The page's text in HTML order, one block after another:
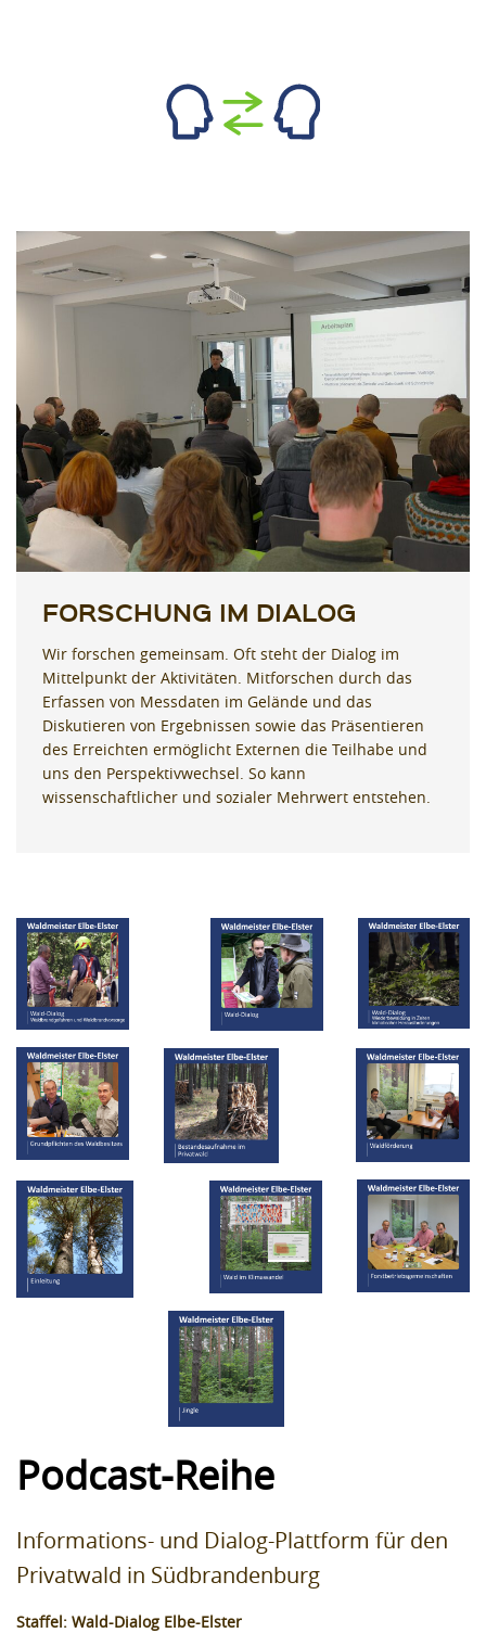
FORSCHUNG IM DIALOG
Wir forschen gemeinsam. Oft steht der Dialog im
Mittelpunkt der Aktivitäten. Mitforschen durch das
Erfassen von Messdaten im Gelände und das
Diskutieren von Ergebnissen sowie das Präsentieren
des Erreichten ermöglicht Externen die Teilhabe und
uns den Perspektivwechsel. So kann
wissenschaftlicher und sozialer Mehrwert entstehen.
Podcast-Reihe
Informations- und Dialog-Plattform für den
Privatwald in Südbrandenburg
Staffel: Wald-Dialog Elbe-Elster